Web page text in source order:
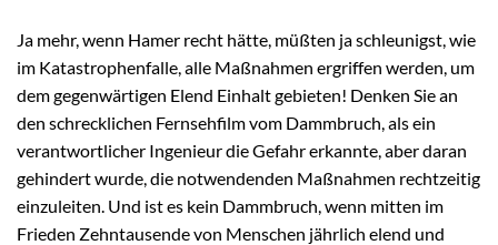
Ja mehr, wenn Hamer recht hätte, müßten ja schleunigst, wie
im Katastrophenfalle, alle Maßnahmen ergriffen werden, um
dem gegenwärtigen Elend Einhalt gebieten! Denken Sie an
den schrecklichen Fernsehfilm vom Dammbruch, als ein
verantwortlicher Ingenieur die Gefahr erkannte, aber daran
gehindert wurde, die notwendenden Maßnahmen rechtzeitig
einzuleiten. Und ist es kein Dammbruch, wenn mitten im
Frieden Zehntausende von Menschen jährlich elend und